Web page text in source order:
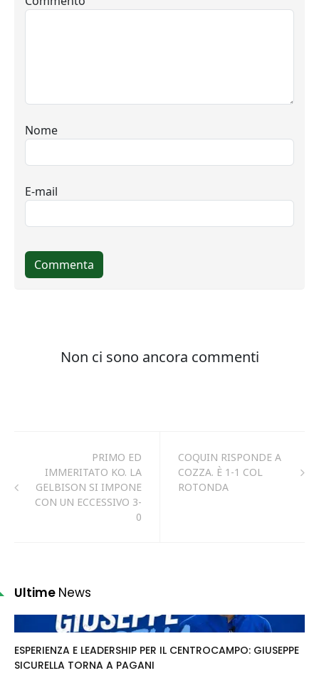
PRIMO ED
IMMERITATO KO. LA
GELBISON SI IMPONE
CON UN ECCESSIVO 3-
0
COQUIN RISPONDE A
COZZA. È 1-1 COL
ROTONDA
Ultime News
ESPERIENZA E LEADERSHIP PER IL CENTROCAMPO: GIUSEPPE
SICURELLA TORNA A PAGANI